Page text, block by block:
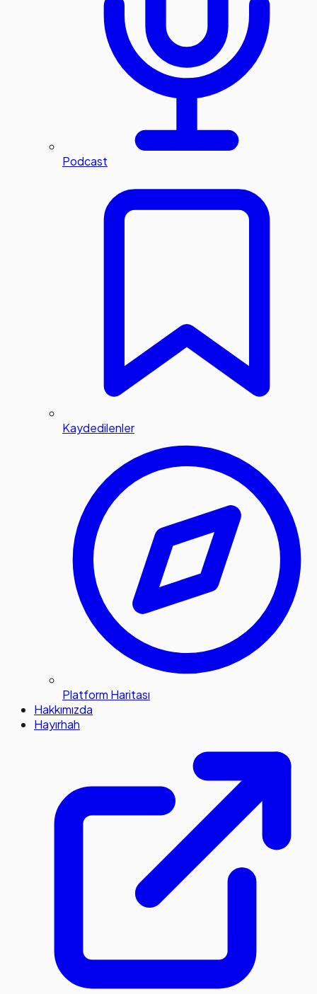
Podcast
Kaydedilenler
Platform Haritası
Hakkımızda
Hayırhah